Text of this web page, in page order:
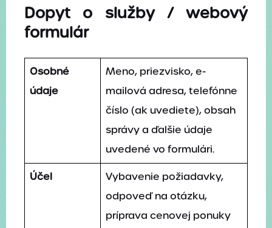
Dopyt o služby / webový
formulár
Osobné
údaje
Meno, priezvisko, e-
mailová adresa, telefónne
číslo (ak uvediete), obsah
správy a ďalšie údaje
uvedené vo formulári.
Účel
Vybavenie požiadavky,
odpoveď na otázku,
príprava cenovej ponuky